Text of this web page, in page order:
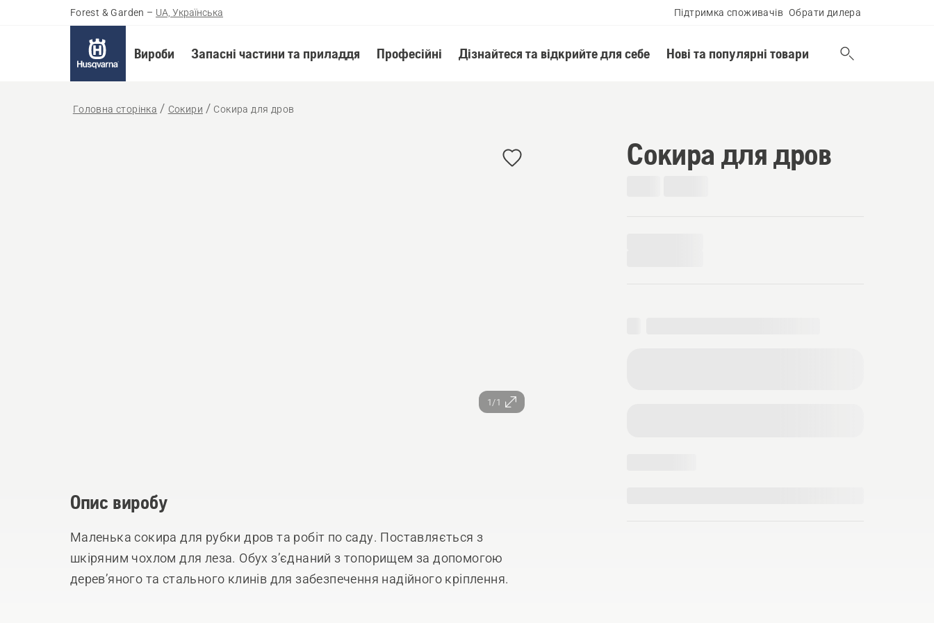
Forest & Garden – UA, Українська Підтримка споживачів Обрати дилера
Вироби Запасні частини та приладдя Професійні Дізнайтеся та відкрийте для себе Нові та популярні товари
Головна сторінка Сокири Сокира для дров
1/1
Сокира для дров
Опис виробу
Маленька сокира для рубки дров та робіт по саду. Поставляється з
шкіряним чохлом для леза. Обух з’єднаний з топорищем за допомогою
дерев’яного та стального клинів для забезпечення надійного кріплення.